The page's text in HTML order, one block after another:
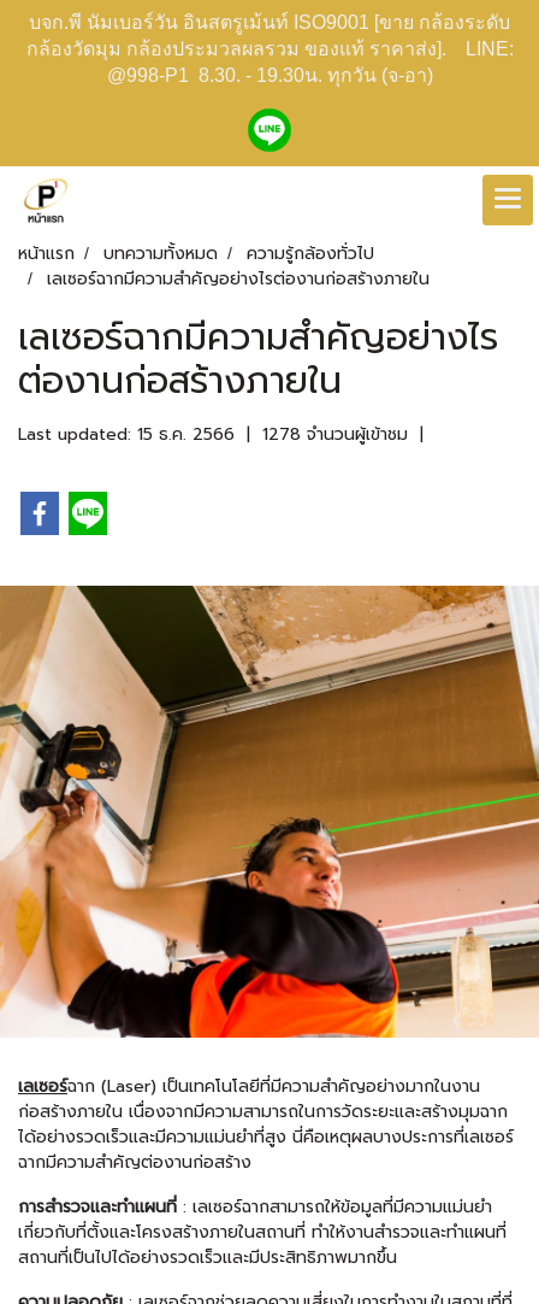
บจก.พี นัมเบอร์วัน อินสตรูเม้นท์ ISO9001 [ขาย กล้องระดับ
กล้องวัดมุม กล้องประมวลผลรวม ของแท้ ราคาส่ง]. LINE:
@998-P1 8.30. - 19.30น. ทุกวัน (จ-อา)
หน้าแรก บทความทั้งหมด
ความรู้กล้องทั่วไป
เลเซอร์ฉากมีความสำคัญอย่างไรต่องานก่อสร้างภายใน
เลเซอร์ฉากมีความสำคัญอย่างไร
ต่องานก่อสร้างภายใน
Last updated: 15 ธ.ค. 2566 | 1278 จำนวนผู้เข้าชม |
เลเซอร์ฉาก (Laser) เป็นเทคโนโลยีที่มีความสำคัญอย่างมากในงาน
ก่อสร้างภายใน เนื่องจากมีความสามารถในการวัดระยะและสร้างมุมฉาก
ได้อย่างรวดเร็วและมีความแม่นยำที่สูง นี่คือเหตุผลบางประการที่เลเซอร์
ฉากมีความสำคัญต่องานก่อสร้าง
การสำรวจและทำแผนที่ : เลเซอร์ฉากสามารถให้ข้อมูลที่มีความแม่นยำ
เกี่ยวกับที่ตั้งและโครงสร้างภายในสถานที่ ทำให้งานสำรวจและทำแผนที่
สถานที่เป็นไปได้อย่างรวดเร็วและมีประสิทธิภาพมากขึ้น